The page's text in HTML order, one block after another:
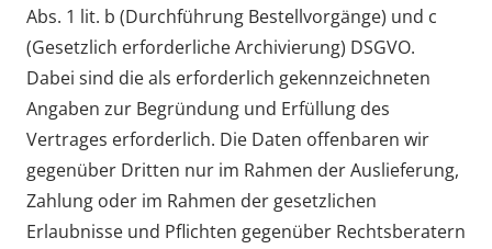
Abs. 1 lit. b (Durchführung Bestellvorgänge) und c
(Gesetzlich erforderliche Archivierung) DSGVO.
Dabei sind die als erforderlich gekennzeichneten
Angaben zur Begründung und Erfüllung des
Vertrages erforderlich. Die Daten offenbaren wir
gegenüber Dritten nur im Rahmen der Auslieferung,
Zahlung oder im Rahmen der gesetzlichen
Erlaubnisse und Pflichten gegenüber Rechtsberatern